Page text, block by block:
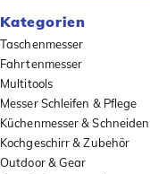
Kategorien
Taschenmesser
Fahrtenmesser
Multitools
Messer Schleifen & Pflege
Küchenmesser & Schneiden
Kochgeschirr & Zubehör
Outdoor & Gear